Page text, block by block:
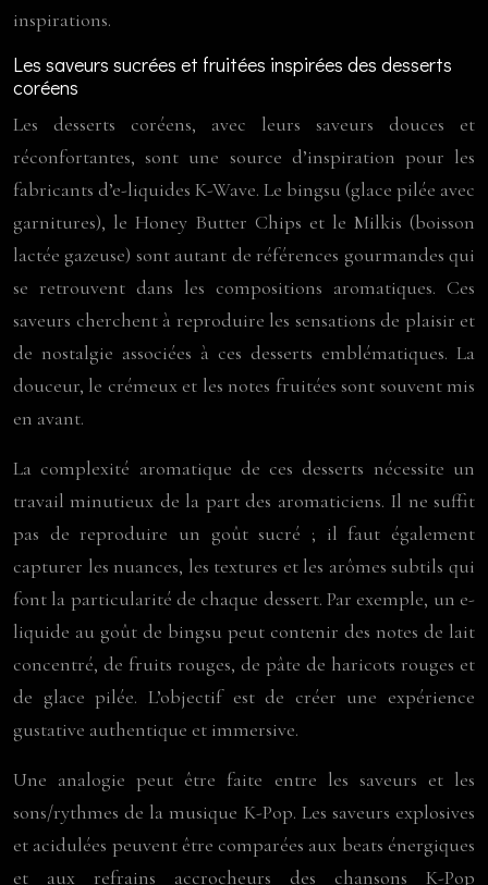
inspirations.
Les saveurs sucrées et fruitées inspirées des desserts
coréens
Les desserts coréens, avec leurs saveurs douces et
réconfortantes, sont une source d’inspiration pour les
fabricants d’e-liquides K-Wave. Le bingsu (glace pilée avec
garnitures), le Honey Butter Chips et le Milkis (boisson
lactée gazeuse) sont autant de références gourmandes qui
se retrouvent dans les compositions aromatiques. Ces
saveurs cherchent à reproduire les sensations de plaisir et
de nostalgie associées à ces desserts emblématiques. La
douceur, le crémeux et les notes fruitées sont souvent mis
en avant.
La complexité aromatique de ces desserts nécessite un
travail minutieux de la part des aromaticiens. Il ne suffit
pas de reproduire un goût sucré ; il faut également
capturer les nuances, les textures et les arômes subtils qui
font la particularité de chaque dessert. Par exemple, un e-
liquide au goût de bingsu peut contenir des notes de lait
concentré, de fruits rouges, de pâte de haricots rouges et
de glace pilée. L’objectif est de créer une expérience
gustative authentique et immersive.
Une analogie peut être faite entre les saveurs et les
sons/rythmes de la musique K-Pop. Les saveurs explosives
et acidulées peuvent être comparées aux beats énergiques
et aux refrains accrocheurs des chansons K-Pop